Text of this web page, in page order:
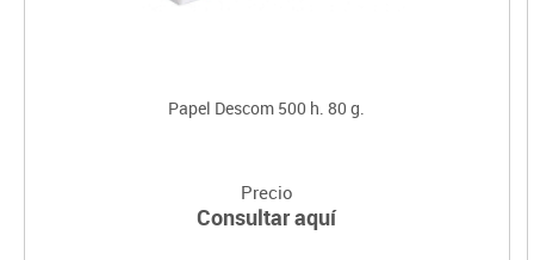
Papel Descom 500 h. 80 g.
Precio
Consultar aquí